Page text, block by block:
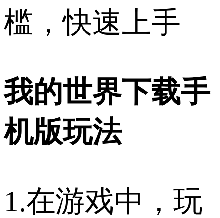
槛，快速上手
我的世界下载手
机版玩法
1.在游戏中，玩